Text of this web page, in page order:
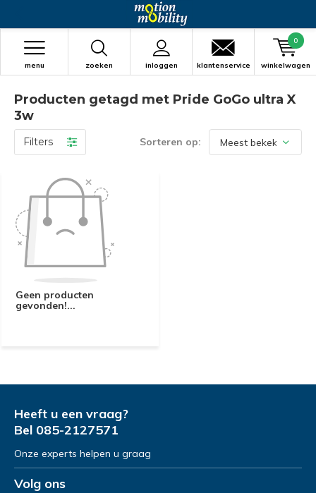
zoeken inloggen
menu klantenservice winkelwagen
0
Producten getagd met Pride GoGo ultra X
3w
Filters Sorteren op:
Geen producten
gevonden!...
Heeft u een vraag?
Bel 085-2127571
Onze experts helpen u graag
Volg ons